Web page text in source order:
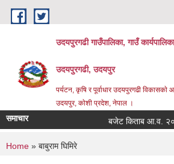
Skip to main content
उदयपुरगढी गाउँपालिका, गाउँ
उदयपुरगढी, उदयपुर
पर्यटन, कृषि र पूर्वाधार उदयपुरगढी विकासकाे
उदयपुर, काेशी प्रदेश, नेपाल ।
समाचार बजेट किताब आ.व.
You are here
Home » बाबुराम घिमिरे